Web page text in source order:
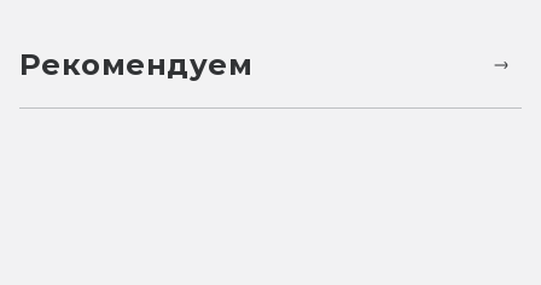
Рекомендуем